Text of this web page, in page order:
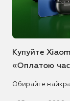
Купуйте
«Оплатою
Обирайте